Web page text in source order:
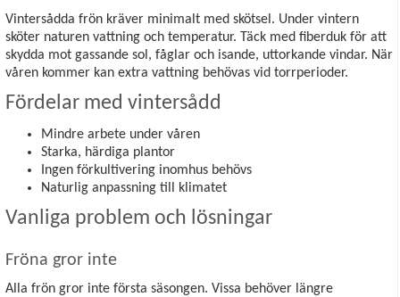
Vintersådda frön kräver minimalt med skötsel. Under vintern
sköter naturen vattning och temperatur. Täck med fiberduk för att
skydda mot gassande sol, fåglar och isande, uttorkande vindar. När
våren kommer kan extra vattning behövas vid torrperioder.
Fördelar med vintersådd
Mindre arbete under våren
Starka, härdiga plantor
Ingen förkultivering inomhus behövs
Naturlig anpassning till klimatet
Vanliga problem och lösningar
Fröna gror inte
Alla frön gror inte första säsongen. Vissa behöver längre